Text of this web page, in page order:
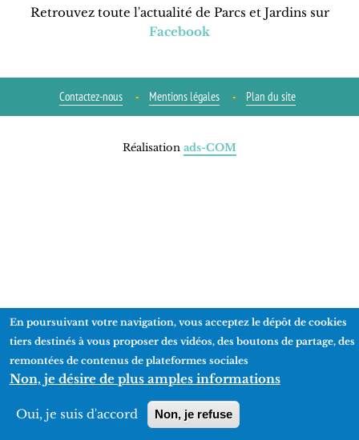
Retrouvez toute l'actualité de Parcs et Jardins sur
Facebook
Contactez-nous Mentions légales Plan du site
Réalisation ads-COM
En poursuivant votre navigation, vous acceptez le dépôt de cookies
tiers destinés à vous proposer des vidéos, des boutons de partage, des
remontées de contenus de plateformes sociales
Non, je désire de plus amples informations
Oui, je suis d'accord Non, je refuse